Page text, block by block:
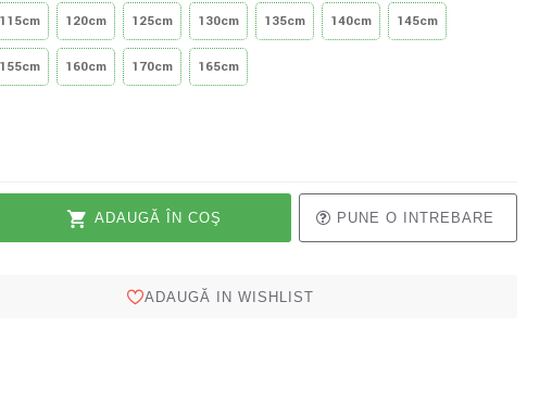
115cm 120cm 125cm 130cm 135cm 140cm 145cm
155cm 160cm 170cm 165cm
ADAUGĂ ÎN COŞ PUNE O INTREBARE
ADAUGĂ IN WISHLIST